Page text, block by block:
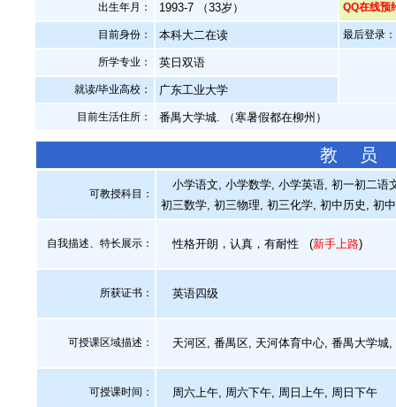
出生年月： 1993-7 （33岁） QQ在线预
目前身份： 本科大二在读 最后登录
所学专业： 英日双语
就读/毕业高校： 广东工业大学
目前生活住所： 番禺大学城. （寒暑假都在柳州）
教 员
可教授科目：
小学语文, 小学数学, 小学英语, 初一初二语
初三数学, 初三物理, 初三化学, 初中历史, 初
自我描述、特长展示 ： 性格开朗，认真，有耐性 (新手上路)
所获证书 ： 英语四级
可授课区域描述： 天河区, 番禺区, 天河体育中心, 番禺大学城,
可授课时间： 周六上午, 周六下午, 周日上午, 周日下午